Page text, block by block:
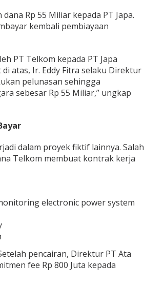
Rp 55 Miliar kepada PT Japa.
kembali pembiayaan
PT Telkom kepada PT Japa
atas, Ir. Eddy Fitra selaku Direktur
pelunasan sehingga
sebesar Rp 55 Miliar,” ungkap
dalam proyek fiktif lainnya. Salah
Telkom membuat kontrak kerja
electronic power system
pencairan, Direktur PT Ata
fee Rp 800 Juta kepada